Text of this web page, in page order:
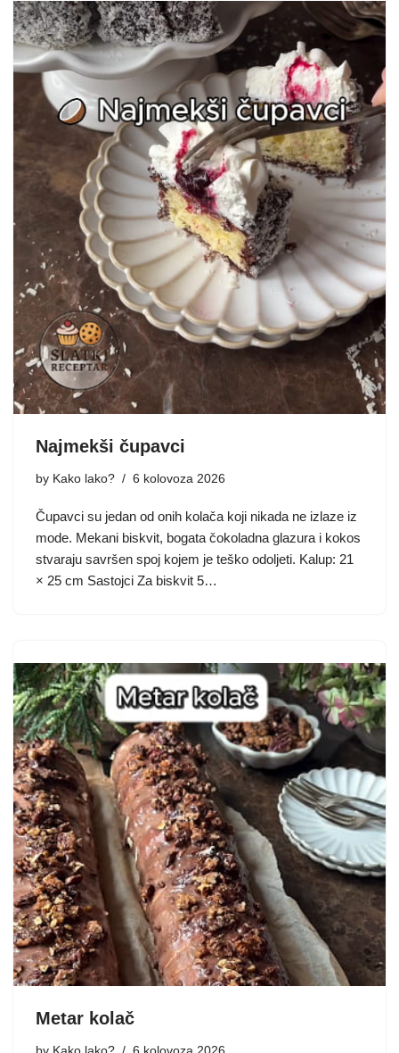
Najmekši čupavci
by Kako lako? 6 kolovoza 2026
Čupavci su jedan od onih kolača koji nikada ne izlaze iz
mode. Mekani biskvit, bogata čokoladna glazura i kokos
stvaraju savršen spoj kojem je teško odoljeti. Kalup: 21
× 25 cm Sastojci Za biskvit 5…
Metar kolač